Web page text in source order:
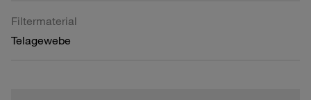
Filtermaterial
Telagewebe